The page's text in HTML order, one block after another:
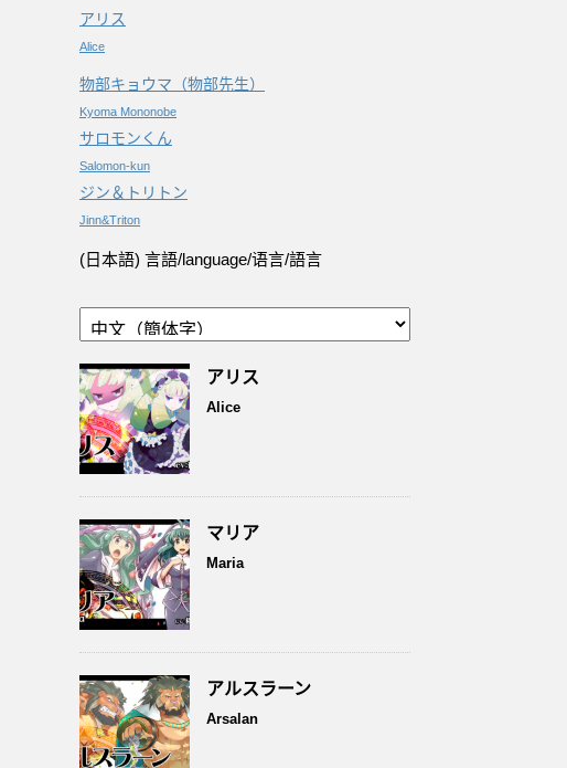
アリス
Alice
物部キョウマ（物部先生）
Kyoma Mononobe
サロモンくん
Salomon-kun
ジン＆トリトン
Jinn&Triton
(日本語) 言語/language/语言/語言
アリス
Alice
マリア
Maria
アルスラーン
Arsalan